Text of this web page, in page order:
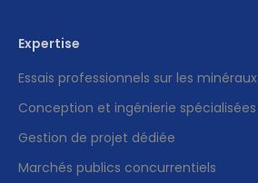
Expertise
Essais professionnels sur les minéraux
Conception et ingénierie spécialisées
Gestion de projet dédiée
Marchés publics concurrentiels